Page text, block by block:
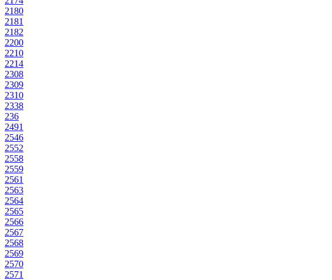
2180
2181
2182
2200
2210
2214
2308
2309
2310
2338
236
2491
2546
2552
2558
2559
2561
2563
2564
2565
2566
2567
2568
2569
2570
2571